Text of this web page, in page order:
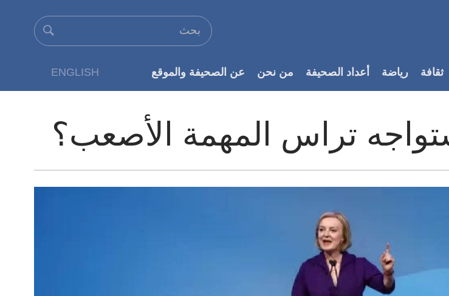
ENGLISH ثقافة رياضة أعداد الصحيفة من نحن عن الصحيفة والموقع
تراس المهمة الأصعب؟